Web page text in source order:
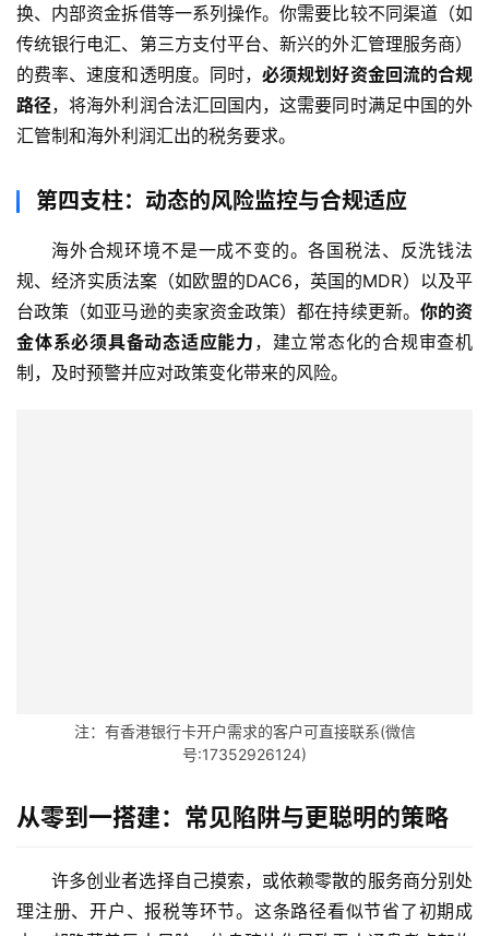
境
换、内部资金拆借等一系列操作。你需要比较不同渠道（如
传统银行电汇、第三方支付平台、新兴的外汇管理服务商）
的费率、速度和透明度。同时，必须规划好资金回流的合规
路径，将海外利润合法汇回国内，这需要同时满足中国的外
汇管制和海外利润汇出的税务要求。
第四支柱：动态的风险监控与合规适应
海外合规环境不是一成不变的。各国税法、反洗钱法
规、经济实质法案（如欧盟的DAC6，英国的MDR）以及平
台政策（如亚马逊的卖家资金政策）都在持续更新。 你的资
金体系必须具备动态适应能力 ，建立常态化的合规审查机
制，及时预警并应对政策变化带来的风险。
注：有香港银行卡开户需求的客户可直接联系(微信
号:17352926124)
从零到一搭建：常见陷阱与更聪明的策略
许多创业者选择自己摸索，或依赖零散的服务商分别处
理注册、开户、报税等环节。这条路径看似节省了初期成